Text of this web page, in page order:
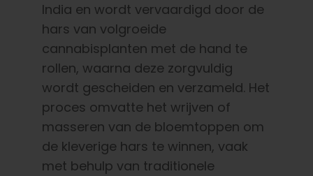
India en wordt vervaardigd door de
hars van volgroeide
cannabisplanten met de hand te
rollen, waarna deze zorgvuldig
wordt gescheiden en verzameld. Het
proces omvatte het wrijven of
masseren van de bloemtoppen om
de kleverige hars te winnen, vaak
met behulp van traditionele